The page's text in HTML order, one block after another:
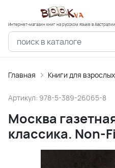
Интернет-магазин книг на русском языке в Австралии
Главная Книги для взрослых
Артикул: 978-5-389-26065-8
Москва
классика. Non-